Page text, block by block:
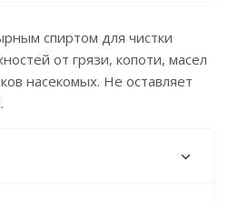
спиртом для чистки
от грязи, копоти, масел
насекомых. Не оставляет